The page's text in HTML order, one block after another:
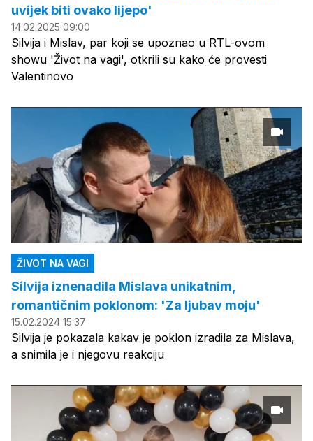
uvijek biti ovako lijepo'
14.02.2025 09:00
Silvija i Mislav, par koji se upoznao u RTL-ovom
showu 'Život na vagi', otkrili su kako će provesti
Valentinovo
ŽIVOT NA VAGI
Silvija iznenadila Mislava unikatnim,
romantičnim poklonom: 'Za ljubav moju'
15.02.2024 15:37
Silvija je pokazala kakav je poklon izradila za Mislava,
a snimila je i njegovu reakciju